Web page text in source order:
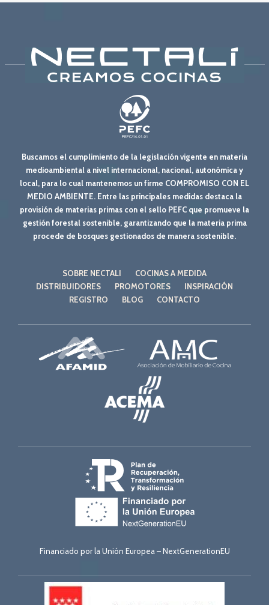
Buscamos el cumplimiento de la legislación vigente en materia
medioambiental a nivel internacional, nacional, autonómica y
local, para lo cual mantenemos un firme COMPROMISO CON EL
MEDIO AMBIENTE. Entre las principales medidas destaca la
provisión de materias primas con el sello PEFC que promueve la
gestión forestal sostenible, garantizando que la materia prima
procede de bosques gestionados de manera sostenible.
SOBRE NECTALI
COCINAS A MEDIDA
DISTRIBUIDORES
PROMOTORES
INSPIRACIÓN
REGISTRO
BLOG CONTACTO
Financiado por la Unión Europea – NextGenerationEU